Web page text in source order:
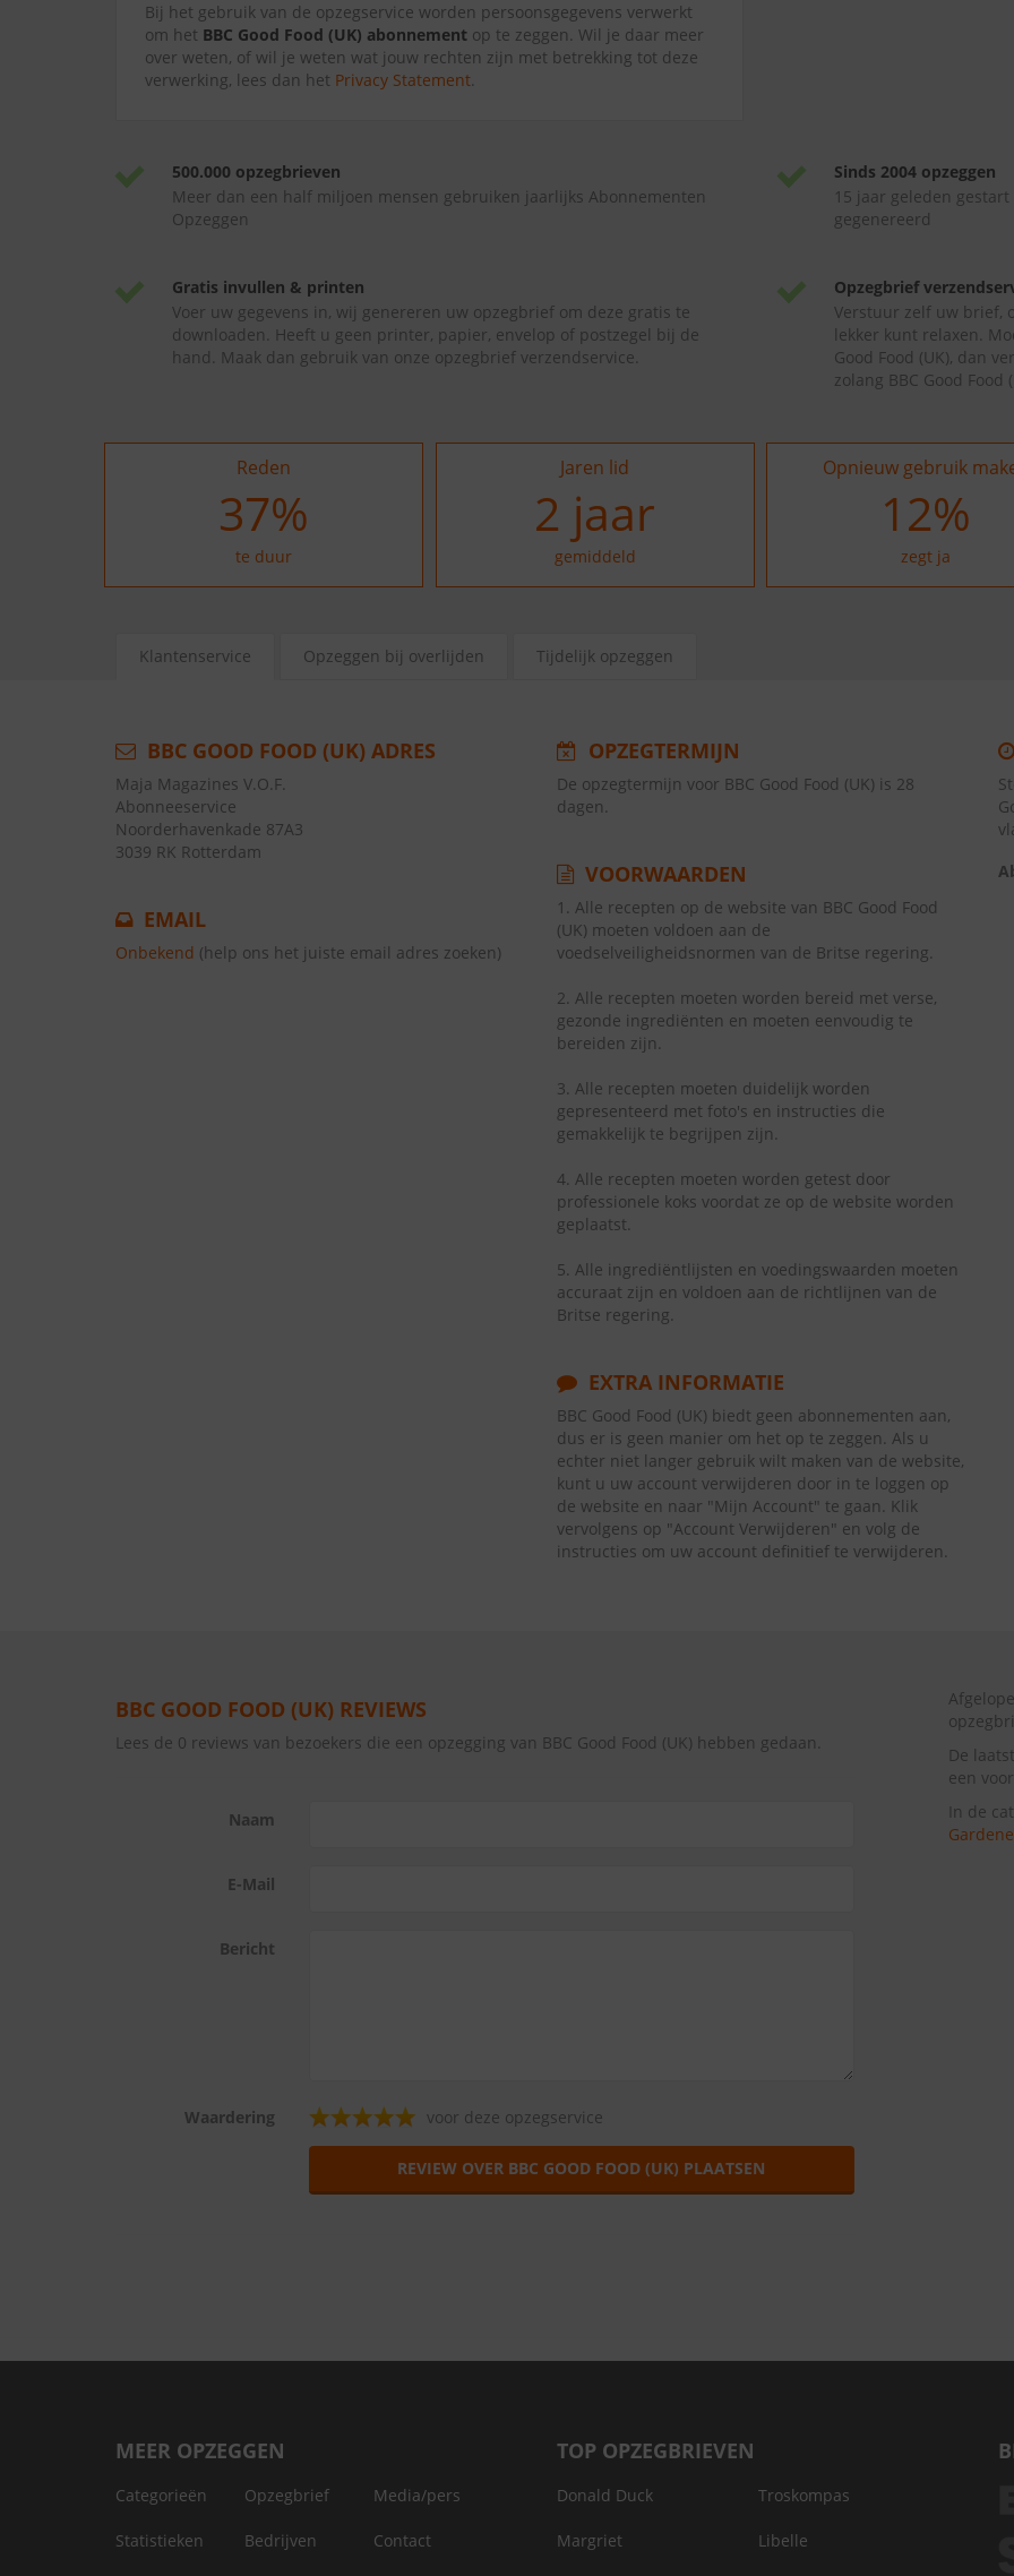
Bij het gebruik van de opzegservice worden persoonsgegevens verwerkt
om het BBC Good Food (UK) abonnement op te zeggen. Wil je daar meer
over weten, of wil je weten wat jouw rechten zijn met betrekking tot deze
verwerking, lees dan het Privacy Statement.
500.000 opzegbrieven
Meer dan een half miljoen mensen gebruiken jaarlijks Abonnementen
Opzeggen
Sinds 2004 opzeggen
15 jaar geleden
gegenereerd
Gratis invullen & printen
Voer uw gegevens in, wij genereren uw opzegbrief om deze gratis te
downloaden. Heeft u geen printer, papier, envelop of postzegel bij de
hand. Maak dan gebruik van onze opzegbrief verzendservice.
Opzegbrief
Verstuur zelf uw brief,
lekker kunt relaxen.
Good Food (UK), dan
zolang BBC Good
Reden
37%
te duur
Jaren lid
2 jaar
gemiddeld
Opnieuw gebruik
17%
zegt ja
Klantenservice Opzeggen bij overlijden Tijdelijk opzeggen
BBC GOOD FOOD (UK) ADRES
Maja Magazines V.O.F.
Abonneeservice
Noorderhavenkade 87A3
3039 RK Rotterdam
EMAIL
Onbekend (help ons het juiste email adres zoeken)
OPZEGTERMIJN
De opzegtermijn voor BBC Good Food (UK) is 28
dagen.
VOORWAARDEN
1. Alle recepten op de website van BBC Good Food
(UK) moeten voldoen aan de
voedselveiligheidsnormen van de Britse regering.
2. Alle recepten moeten worden bereid met verse,
gezonde ingrediënten en moeten eenvoudig te
bereiden zijn.
3. Alle recepten moeten duidelijk worden
gepresenteerd met foto's en instructies die
gemakkelijk te begrijpen zijn.
4. Alle recepten moeten worden getest door
professionele koks voordat ze op de website worden
geplaatst.
5. Alle ingrediëntlijsten en voedingswaarden moeten
accuraat zijn en voldoen aan de richtlijnen van de
Britse regering.
EXTRA INFORMATIE
BBC Good Food (UK) biedt geen abonnementen aan,
dus er is geen manier om het op te zeggen. Als u
echter niet langer gebruik wilt maken van de website,
kunt u uw account verwijderen door in te loggen op
de website en naar "Mijn Account" te gaan. Klik
vervolgens op "Account Verwijderen" en volg de
instructies om uw account definitief te verwijderen.
BBC GOOD FOOD (UK) REVIEWS
Lees de 0 reviews van bezoekers die een opzegging van BBC Good Food (UK) hebben gedaan.
Naam
E-Mail
Bericht
Waardering voor deze opzegservice
REVIEW OVER BBC GOOD FOOD (UK) PLAATSEN
De
een
In de
MEER OPZEGGEN
Categorieën Opzegbrief Media/pers
Statistieken Bedrijven Contact
TOP OPZEGBRIEVEN
Donald Duck Troskompas
Margriet Libelle